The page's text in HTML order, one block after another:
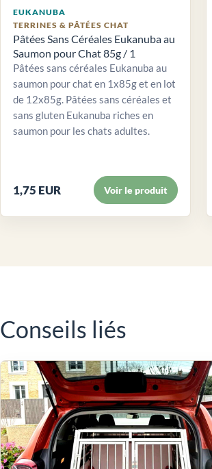
EUKANUBA
TERRINES & PÂTÉES CHAT
Pâtées Sans Céréales Eukanuba au
Saumon pour Chat 85g / 1
Pâtées sans céréales Eukanuba au
saumon pour chat en 1x85g et en lot
de 12x85g. Pâtées sans céréales et
sans gluten Eukanuba riches en
saumon pour les chats adultes.
1,75 EUR Voir le produit
Conseils liés